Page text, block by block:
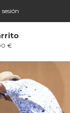
€